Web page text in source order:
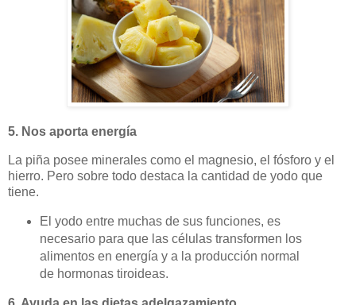
5. Nos aporta energía
La piña posee minerales como el magnesio, el fósforo y el
hierro. Pero sobre todo destaca la cantidad de yodo que
tiene.
El yodo entre muchas de sus funciones, es
necesario para que las células transformen los
alimentos en energía y a la producción normal
de hormonas tiroideas.